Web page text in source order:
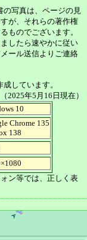
の写真は、ページの見
が、それらの著作権
ものでございます。
したら速やかに従い
ール送信よりご連絡
しています。
（2025年5月16日現在）
10
Chrome 135
138
ン等では、正しく表